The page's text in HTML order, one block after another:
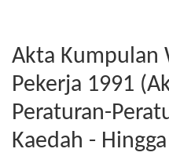
Akta Kumpulan
Pekerja 1991
Peraturan-
Kaedah -